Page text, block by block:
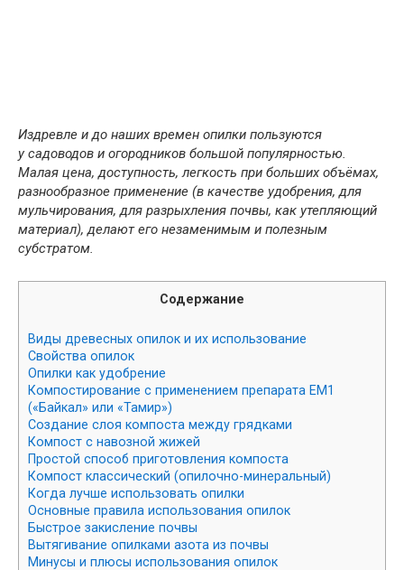
Издревле и до наших времен опилки пользуются
у садоводов и огородников большой популярностью.
Малая цена, доступность, легкость при больших объёмах,
разнообразное применение (в качестве удобрения, для
мульчирования, для разрыхления почвы, как утепляющий
материал), делают его незаменимым и полезным
субстратом.
Содержание
Виды древесных опилок и их использование
Свойства опилок
Опилки как удобрение
Компостирование с применением препарата ЕМ1
(«Байкал» или «Тамир»)
Создание слоя компоста между грядками
Компост с навозной жижей
Простой способ приготовления компоста
Компост классический (опилочно-минеральный)
Когда лучше использовать опилки
Основные правила использования опилок
Быстрое закисление почвы
Вытягивание опилками азота из почвы
Минусы и плюсы использования опилок